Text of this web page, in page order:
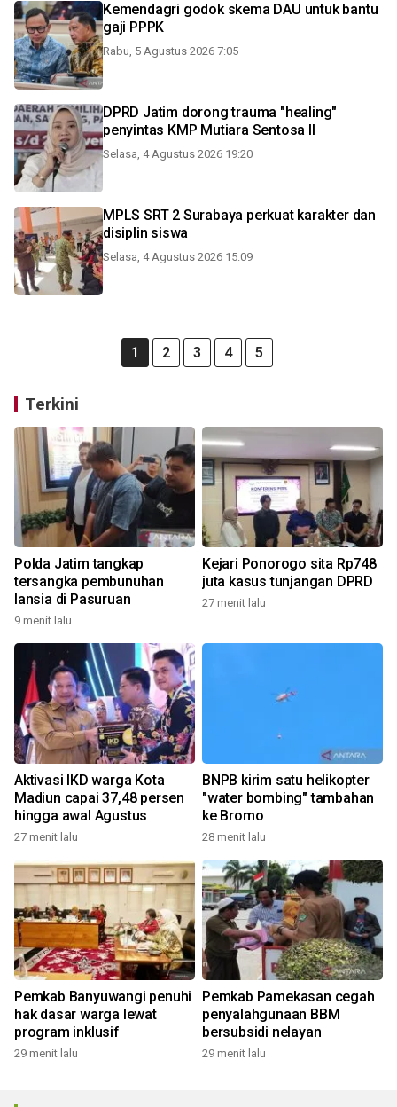
Kemendagri godok skema DAU untuk bantu
gaji PPPK
Rabu, 5 Agustus 2026 7:05
DPRD Jatim dorong trauma "healing"
penyintas KMP Mutiara Sentosa II
Selasa, 4 Agustus 2026 19:20
MPLS SRT 2 Surabaya perkuat karakter dan
disiplin siswa
Selasa, 4 Agustus 2026 15:09
1 2 3 4 5
Terkini
Polda Jatim tangkap
tersangka pembunuhan
lansia di Pasuruan
9 menit lalu
Kejari Ponorogo sita Rp748
juta kasus tunjangan DPRD
27 menit lalu
Aktivasi IKD warga Kota
Madiun capai 37,48 persen
hingga awal Agustus
27 menit lalu
BNPB kirim satu helikopter
"water bombing" tambahan
ke Bromo
28 menit lalu
Pemkab Banyuwangi penuhi
hak dasar warga lewat
program inklusif
29 menit lalu
Pemkab Pamekasan cegah
penyalahgunaan BBM
bersubsidi nelayan
29 menit lalu